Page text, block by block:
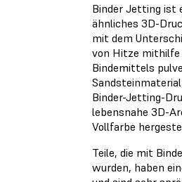
Binder Jetting ist
ähnliches 3D-
mit dem
von Hitze mithilfe
Bindemittels
Binder-Jetting-
lebensnahe 3D-
Vollfarbe
Teile, die mit
wurden, haben